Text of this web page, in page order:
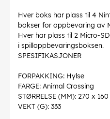
Hver boks har plass til 4
bokser for oppbevaring av
Hver har plass til 2 Micro-
i spilloppbevaringsboksen.
SPESIFIKASJONER
FORPAKKING: Hylse
FARGE: Animal Crossing
STØRRELSE (MM): 270 x
VEKT (G): 333